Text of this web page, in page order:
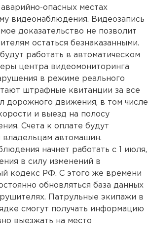
опасных местах
видеонаблюдения. Видеозапись
доказательство не позволит
остаться безнаказанными.
работать в автоматическом
центра видеомониторинга
в режиме реального
штрафные квитанции за все
дорожного движения, в том числе
и выезд на полосу
Счета к оплате будут
владельцам автомашин.
начнет работать с 1 июля,
в силу изменений в
кодекс РФ. С этого же времени
обновляться база данных
Патрульные экипажи в
смогут получать информацию
выезжать на место